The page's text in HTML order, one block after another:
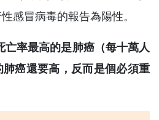
感冒病毒的報告為陽性。
率最高的是肺癌（每十萬人
癌還要高，反而是個必須重